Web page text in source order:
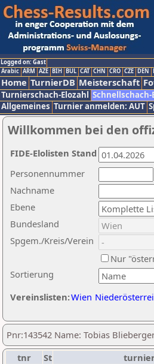
Logged on: Gast
Arabic ARM AZE BIH BUL CAT CHN CRO CZE DEN
Home TurnierDB Meisterschaft
Turnierschach-Elozahl Schnellschach-
Allgemeines Turnier anmelden: AUT
Willkommen bei den
Nachname
Ebene
Sortierung
Personennummer
Bundesland
Spgem./Kreis/Verein
Nur
Vereinslisten:Wien
FIDE-Elolisten Stand
Pnr:143542 Name: Tobias
tnr
St